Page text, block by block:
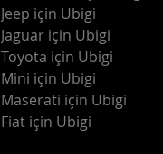
Jeep için Ubigi
Jaguar için Ubigi
Toyota için Ubigi
Mini için Ubigi
Maserati için Ubigi
Fiat için Ubigi